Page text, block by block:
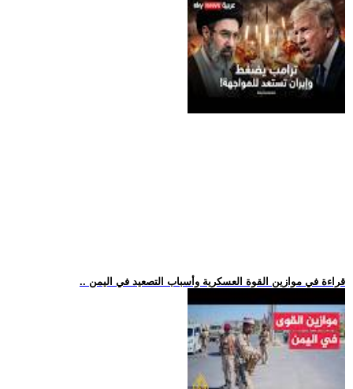
.. قراءة في موازين القوة العسكرية وأسباب التصعيد في اليمن